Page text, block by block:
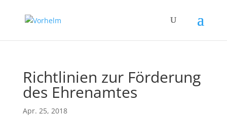
Richtlinien zur Förderung
des Ehrenamtes
Apr. 25, 2018